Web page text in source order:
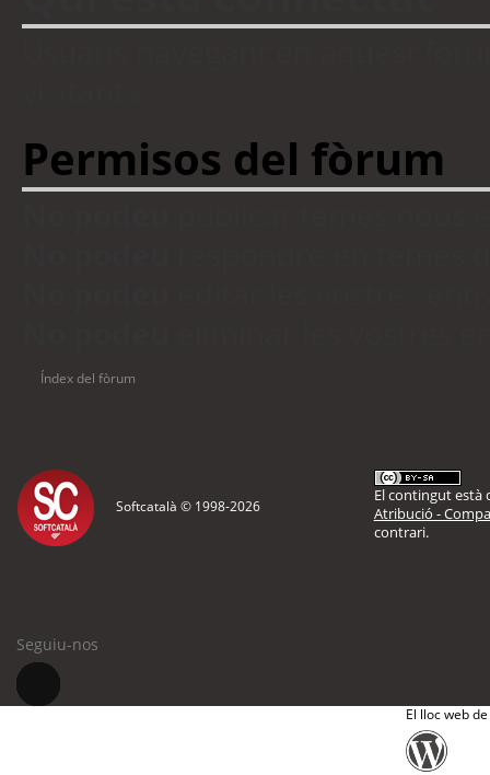
Permisos del fòrum
Índex del fòrum
Softcatalà © 1998-2026
El contingut està
Atribució -
contrari.
Seguiu-nos
El lloc web